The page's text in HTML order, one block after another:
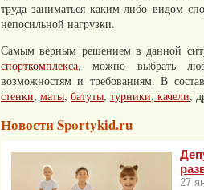
труда заниматься каким-либо видом
непосильной нагрузки.
Самым верным решением в данной
спорткомплекса, можно выбрать
возможностям и требованиям. В
стенки, маты, батуты, турники, качели,
Новости Sportykid.ru
27